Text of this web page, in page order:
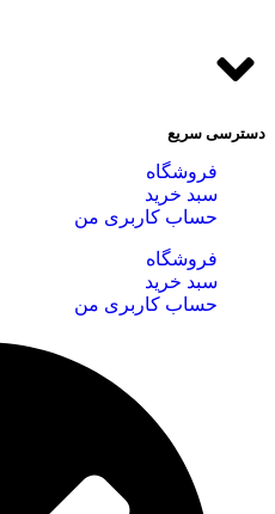
دسترسی سریع
فروشگاه
سبد خرید
حساب کاربری من
فروشگاه
سبد خرید
حساب کاربری من